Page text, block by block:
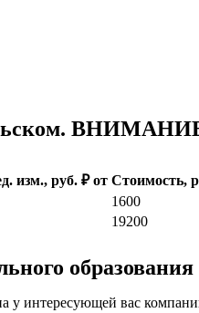
изм., руб. ₽ от Стоимость,
1600
19200
у интересующей вас